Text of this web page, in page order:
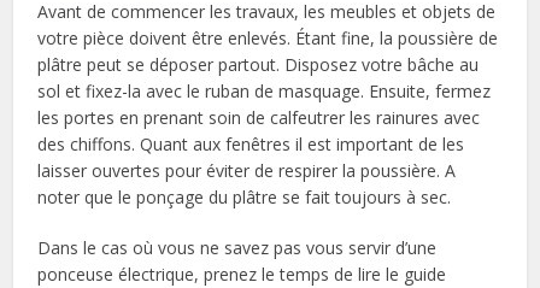
Avant de commencer les travaux, les meubles et objets de
votre pièce doivent être enlevés. Étant fine, la poussière de
plâtre peut se déposer partout. Disposez votre bâche au
sol et fixez-la avec le ruban de masquage. Ensuite, fermez
les portes en prenant soin de calfeutrer les rainures avec
des chiffons. Quant aux fenêtres il est important de les
laisser ouvertes pour éviter de respirer la poussière. A
noter que le ponçage du plâtre se fait toujours à sec.
Dans le cas où vous ne savez pas vous servir d’une
ponceuse électrique, prenez le temps de lire le guide